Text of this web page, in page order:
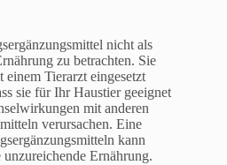
nicht als
zu betrachten. Sie
Tierarzt eingesetzt
sie für Ihr Haustier geeignet
mit anderen
verursachen. Eine
kann
Ernährung.